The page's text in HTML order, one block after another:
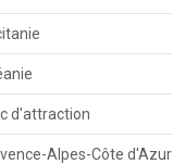
d'attraction
Alpes-Côte d'Azur